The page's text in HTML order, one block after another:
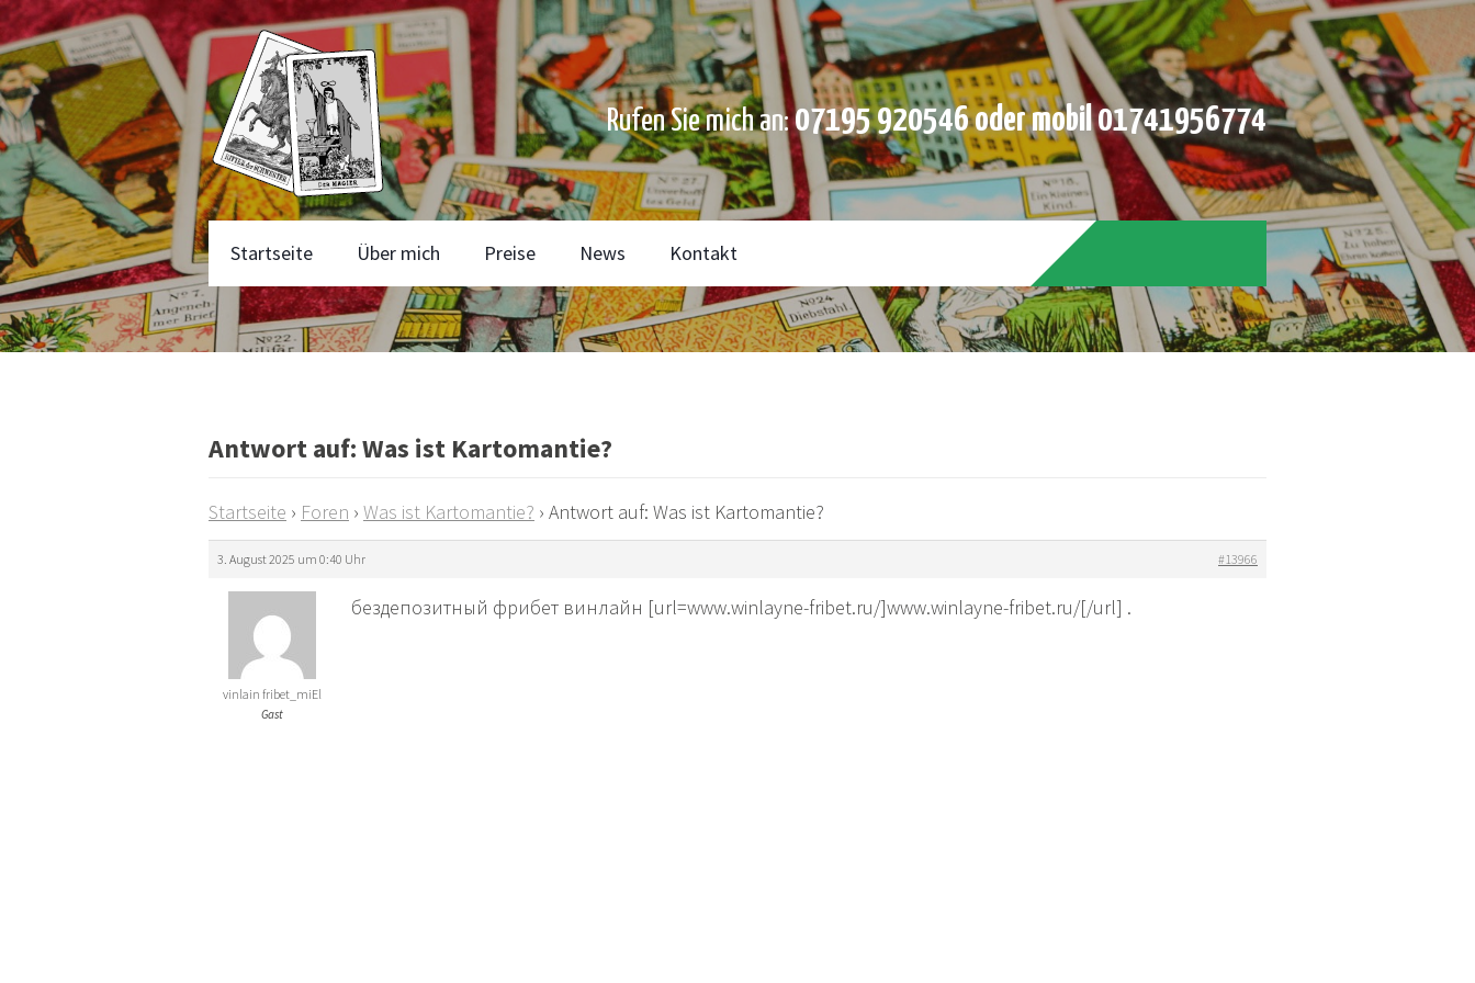
Rufen Sie mich an:07195 920546 oder mobil 01741956774
Startseite Über mich Preise News Kontakt
Antwort auf: Was ist Kartomantie?
Startseite › Foren › Was ist Kartomantie? › Antwort auf: Was ist Kartomantie?
3. August 2025 um 0:40 Uhr #13966
vinlain fribet_miEl
Gast
бездепозитный фрибет винлайн [url=www.winlayne-fribet.ru/]www.winlayne-fribet.ru/[/url] .